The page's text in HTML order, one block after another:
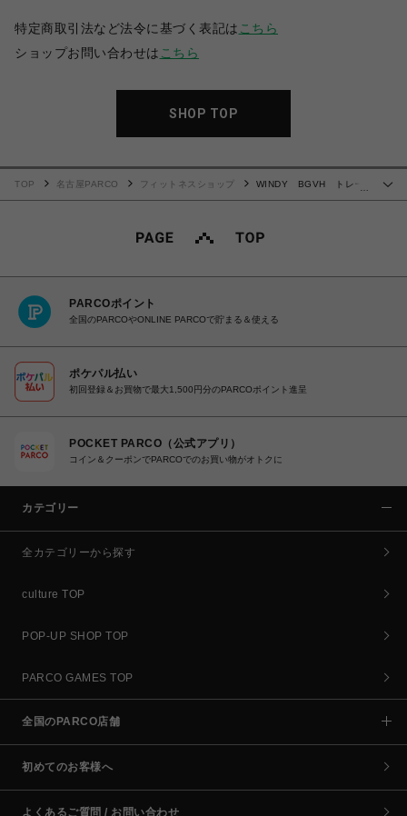
特定商取引法など法令に基づく表記は こちら
ショップお問い合わせは こちら
SHOP TOP
TOP 名古屋PARCO フィットネスショップ
WINDY BGVH トレー
PARCOポイント
全国のPARCOやONLINE PARCOで貯まる＆使える
ポケパル払い
初回登録＆お買物で最大1,500円分のPARCOポイント進呈
POCKET PARCO（公式アプリ）
コイン＆クーポンでPARCOでのお買い物がオトクに
カテゴリー
全カテゴリーから探す
culture TOP
POP-UP SHOP TOP
PARCO GAMES TOP
全国のPARCO店舗
初めてのお客様へ
よくあるご質問 / お問い合わせ